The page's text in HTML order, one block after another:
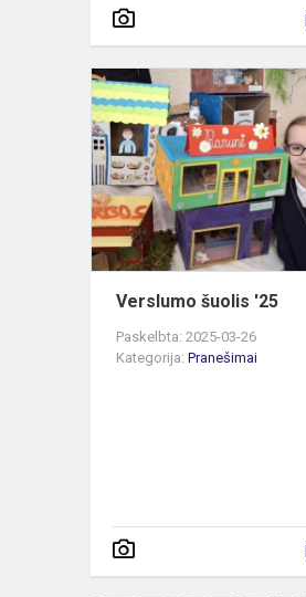
Verslumo šuolis '25
Paskelbta: 2025-03-26
Kategorija: Pranešimai